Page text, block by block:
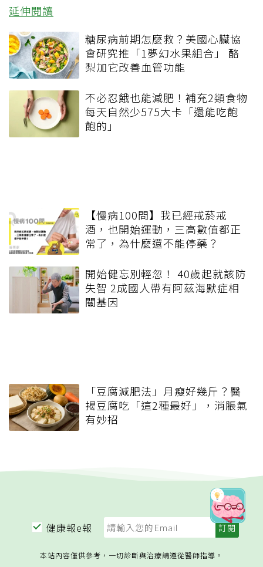
延伸閱讀
糖尿病前期怎麼救？美國心臟協
會研究推「1夢幻水果組合」 酪
梨加它改善血管功能
不必忍餓也能減肥！補充2類食物
每天自然少575大卡「還能吃飽
飽的」
【慢病100問】我已經戒菸戒
酒，也開始運動，三高數值都正
常了，為什麼還不能停藥？
開始健忘別輕忽！ 40歲起就該防
失智 2成國人帶有阿茲海默症相
關基因
「豆腐減肥法」月瘦好幾斤？醫
揭豆腐吃「這2種最好」，消脹氣
有妙招
健康報e報
本站內容僅供參考，一切診斷與治療請遵從醫師指導。